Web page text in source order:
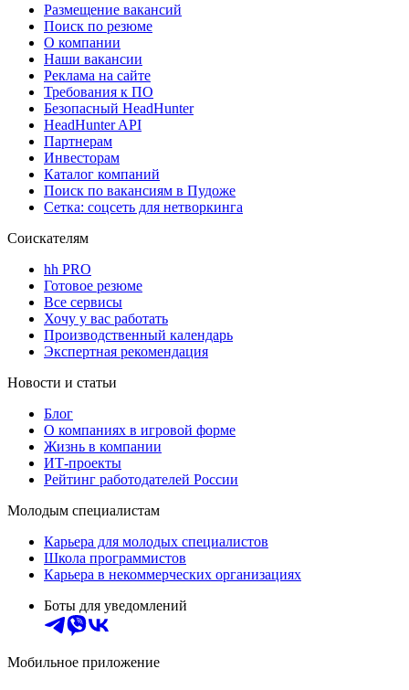
Размещение вакансий
Поиск по резюме
О компании
Наши вакансии
Реклама на сайте
Требования к ПО
Безопасный HeadHunter
HeadHunter API
Партнерам
Инвесторам
Каталог компаний
Поиск по вакансиям в Пудоже
Сетка: соцсеть для нетворкинга
Соискателям
hh PRO
Готовое резюме
Все сервисы
Хочу у вас работать
Производственный календарь
Экспертная рекомендация
Новости и статьи
Блог
О компаниях в игровой форме
Жизнь в компании
ИТ-проекты
Рейтинг работодателей России
Молодым специалистам
Карьера для молодых специалистов
Школа программистов
Карьера в некоммерческих организациях
Боты для уведомлений
Мобильное приложение